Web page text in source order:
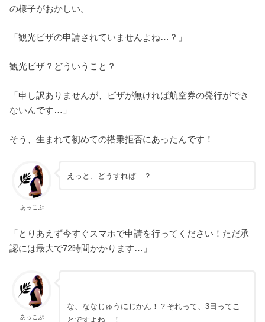
の様子がおかしい。
「観光ビザの申請されていませんよね…？」
観光ビザ？どういうこと？
「申し訳ありませんが、ビザが無ければ航空券の発行ができ
ないんです…」
そう、生まれて初めての搭乗拒否にあったんです！
あっこぷ
えっと、どうすれば…？
「とりあえず今すぐスマホで申請を行ってください！ただ承
認には最大で72時間かかります…」
あっこぷ
な、ななじゅうにじかん！？それって、3日ってこ
とですよね…！